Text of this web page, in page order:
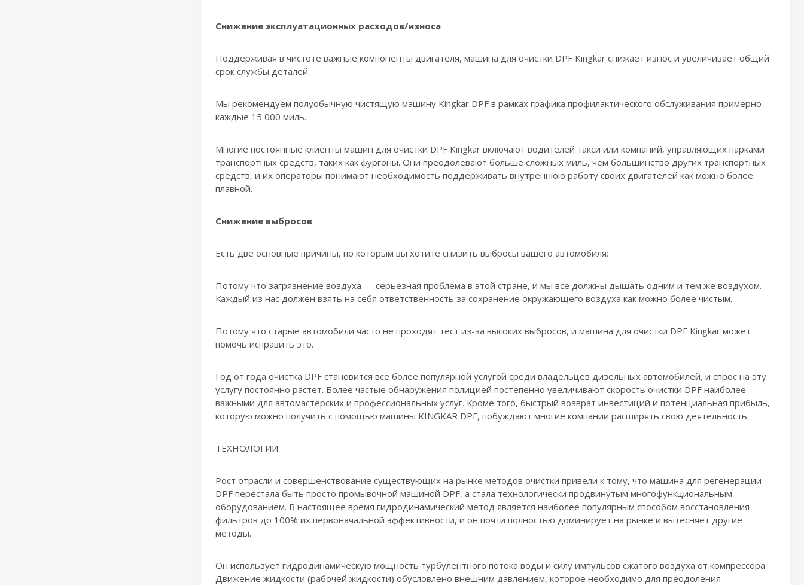
Снижение эксплуатационных расходов/износа
Поддерживая в чистоте важные компоненты двигателя, машина для очистки DPF Kingkar снижает износ и увеличивает общий
срок службы деталей.
Мы рекомендуем полуобычную чистящую машину Kingkar DPF в рамках графика профилактического обслуживания примерно
каждые 15 000 миль.
Многие постоянные клиенты машин для очистки DPF Kingkar включают водителей такси или компаний, управляющих парками
транспортных средств, таких как фургоны. Они преодолевают больше сложных миль, чем большинство других транспортных
средств, и их операторы понимают необходимость поддерживать внутреннюю работу своих двигателей как можно более
плавной.
Снижение выбросов
Есть две основные причины, по которым вы хотите снизить выбросы вашего автомобиля:
Потому что загрязнение воздуха — серьезная проблема в этой стране, и мы все должны дышать одним и тем же воздухом.
Каждый из нас должен взять на себя ответственность за сохранение окружающего воздуха как можно более чистым.
Потому что старые автомобили часто не проходят тест из-за высоких выбросов, и машина для очистки DPF Kingkar может
помочь исправить это.
Год от года очистка DPF становится все более популярной услугой среди владельцев дизельных автомобилей, и спрос на эту
услугу постоянно растет. Более частые обнаружения полицией постепенно увеличивают скорость очистки DPF наиболее
важными для автомастерских и профессиональных услуг. Кроме того, быстрый возврат инвестиций и потенциальная прибыль,
которую можно получить с помощью машины KINGKAR DPF, побуждают многие компании расширять свою деятельность.
ТЕХНОЛОГИИ
Рост отрасли и совершенствование существующих на рынке методов очистки привели к тому, что машина для регенерации
DPF перестала быть просто промывочной машиной DPF, а стала технологически продвинутым многофункциональным
оборудованием. В настоящее время гидродинамический метод является наиболее популярным способом восстановления
фильтров до 100% их первоначальной эффективности, и он почти полностью доминирует на рынке и вытесняет другие
методы.
Он использует гидродинамическую мощность турбулентного потока воды и силу импульсов сжатого воздуха от компрессора.
Движение жидкости (рабочей жидкости) обусловлено внешним давлением, которое необходимо для преодоления